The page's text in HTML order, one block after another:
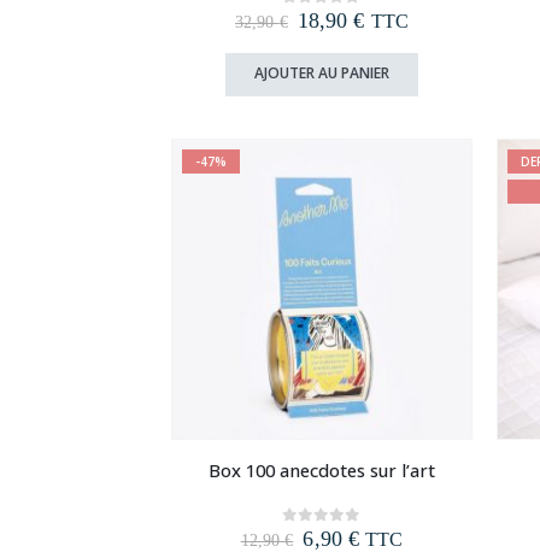
0 out of 5
32,90€ Le
initial
était :
18,90€Le
actuel
est :
TTC
AJOUTER AU PANIER
-47%
Box 100 anecdotes sur l’art
0 out of 5
12,90€ Le
6,90 €Le
TTC